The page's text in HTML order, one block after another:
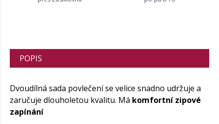
POPIS
Dvoudílná sada povlečení se velice snadno udržuje a
zaručuje dlouholetou kvalitu. Má komfortní zipové
zapínání